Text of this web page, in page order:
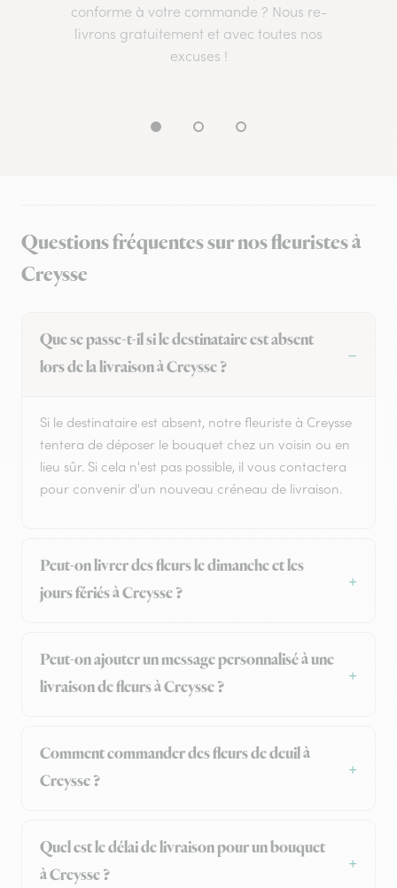
conforme à votre commande ? Nous re-
livrons gratuitement et avec toutes nos
excuses !
Questions fréquentes sur nos fleuristes à
Creysse
Que se passe-t-il si le destinataire est absent
lors de la livraison à Creysse ?
Si le destinataire est absent, notre fleuriste à Creysse
tentera de déposer le bouquet chez un voisin ou en
lieu sûr. Si cela n'est pas possible, il vous contactera
pour convenir d'un nouveau créneau de livraison.
Peut-on livrer des fleurs le dimanche et les
jours fériés à Creysse ?
Peut-on ajouter un message personnalisé à une
livraison de fleurs à Creysse ?
Comment commander des fleurs de deuil à
Creysse ?
Quel est le délai de livraison pour un bouquet
à Creysse ?